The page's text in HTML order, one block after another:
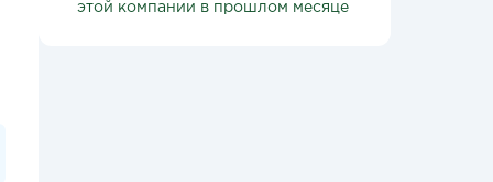
этой компании в прошлом месяце